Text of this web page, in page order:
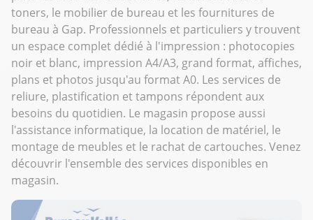
toners, le mobilier de bureau et les fournitures de
bureau à Gap. Professionnels et particuliers y trouvent
un espace complet dédié à l'impression : photocopies
noir et blanc, impression A4/A3, grand format, affiches,
plans et photos jusqu'au format A0. Les services de
reliure, plastification et tampons répondent aux
besoins du quotidien. Le magasin propose aussi
l'assistance informatique, la location de matériel, le
montage de meubles et le rachat de cartouches. Venez
découvrir l'ensemble des services disponibles en
magasin.